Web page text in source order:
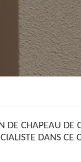
DE CHAPEAU DE
DANS CE